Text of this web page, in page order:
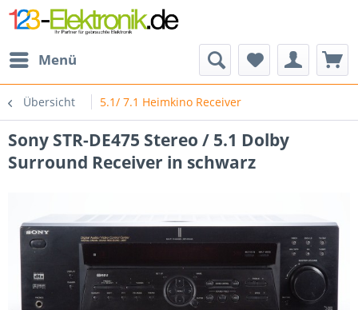
Menü
Übersicht 5.1/ 7.1 Heimkino Receiver
Sony STR-DE475 Stereo / 5.1 Dolby
Surround Receiver in schwarz